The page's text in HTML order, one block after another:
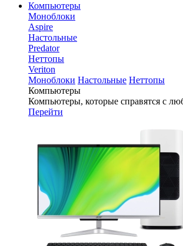
Компьютеры
Моноблоки
Aspire
Настольные
Predator
Неттопы
Veriton
Моноблоки Настольные Неттопы
Компьютеры
Компьютеры, которые справятся с
Перейти